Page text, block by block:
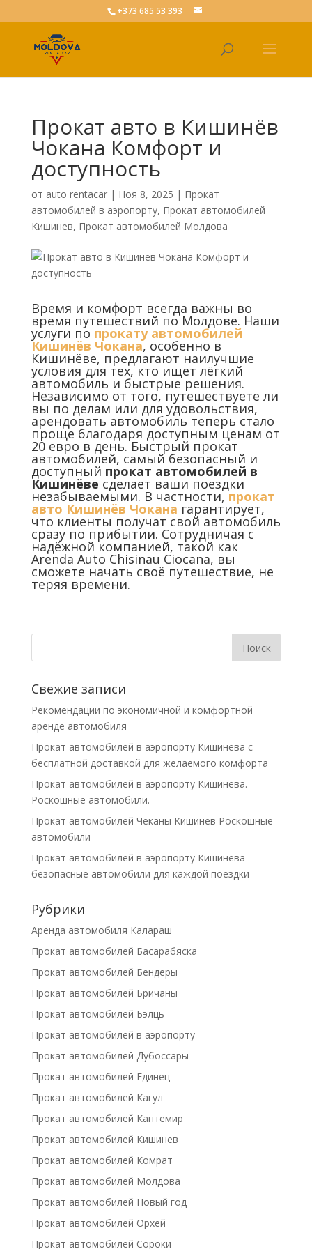
+373 685 53 393
Прокат авто в Кишинёв
Чокана Комфорт и
доступность
от auto rentacar| Ноя 8, 2025 | Прокат
автомобилей в аэропорту, Прокат автомобилей
Кишинев, Прокат автомобилей Молдова
Время и комфорт всегда важны во
время путешествий по Молдове. Наши
услуги по прокату автомобилей
Кишинёв Чокана, особенно в
Кишинёве, предлагают наилучшие
условия для тех, кто ищет лёгкий
автомобиль и быстрые решения.
Независимо от того, путешествуете ли
вы по делам или для удовольствия,
арендовать автомобиль теперь стало
проще благодаря доступным ценам от
20 евро в день. Быстрый прокат
автомобилей, самый безопасный и
доступный прокат автомобилей в
Кишинёве сделает ваши поездки
незабываемыми. В частности,прокат
авто Кишинёв Чокана гарантирует,
что клиенты получат свой автомобиль
сразу по прибытии. Сотрудничая с
надёжной компанией, такой как
Arenda Auto Chisinau Ciocana, вы
сможете начать своё путешествие, не
теряя времени.
Свежие записи
Рекомендации по экономичной и комфортной
аренде автомобиля
Прокат автомобилей в аэропорту Кишинёва с
бесплатной доставкой для желаемого комфорта
Прокат автомобилей в аэропорту Кишинёва.
Роскошные автомобили.
Прокат автомобилей Чеканы Кишинев Роскошные
автомобили
Прокат автомобилей в аэропорту Кишинёва
безопасные автомобили для каждой поездки
Рубрики
Аренда автомобиля Калараш
Прокат автомобилей Басарабяска
Прокат автомобилей Бендеры
Прокат автомобилей Бричаны
Прокат автомобилей Бэлць
Прокат автомобилей в аэропорту
Прокат автомобилей Дубоссары
Прокат автомобилей Единец
Прокат автомобилей Кагул
Прокат автомобилей Кантемир
Прокат автомобилей Кишинев
Прокат автомобилей Комрат
Прокат автомобилей Молдова
Прокат автомобилей Новый год
Прокат автомобилей Орхей
Прокат автомобилей Сороки